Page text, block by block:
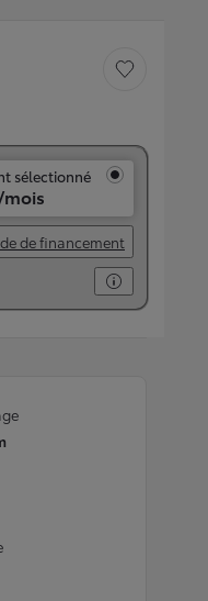
Sauvegarder le
sélectionné
mois
de financement